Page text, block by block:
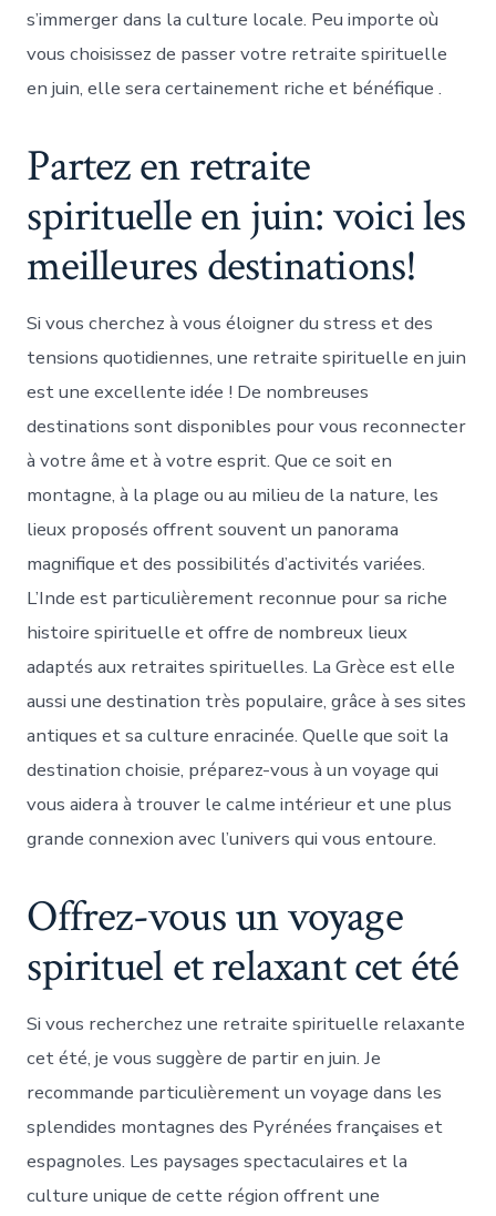
s’immerger dans la culture locale. Peu importe où
vous choisissez de passer votre retraite spirituelle
en juin, elle sera certainement riche et bénéfique .
Partez en retraite
spirituelle en juin: voici les
meilleures destinations!
Si vous cherchez à vous éloigner du stress et des
tensions quotidiennes, une retraite spirituelle en juin
est une excellente idée ! De nombreuses
destinations sont disponibles pour vous reconnecter
à votre âme et à votre esprit. Que ce soit en
montagne, à la plage ou au milieu de la nature, les
lieux proposés offrent souvent un panorama
magnifique et des possibilités d’activités variées.
L’Inde est particulièrement reconnue pour sa riche
histoire spirituelle et offre de nombreux lieux
adaptés aux retraites spirituelles. La Grèce est elle
aussi une destination très populaire, grâce à ses sites
antiques et sa culture enracinée. Quelle que soit la
destination choisie, préparez-vous à un voyage qui
vous aidera à trouver le calme intérieur et une plus
grande connexion avec l’univers qui vous entoure.
Offrez-vous un voyage
spirituel et relaxant cet été
Si vous recherchez une retraite spirituelle relaxante
cet été, je vous suggère de partir en juin. Je
recommande particulièrement un voyage dans les
splendides montagnes des Pyrénées françaises et
espagnoles. Les paysages spectaculaires et la
culture unique de cette région offrent une